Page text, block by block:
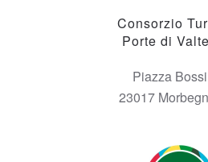
Consorzio
Porte di
Piazza
23017